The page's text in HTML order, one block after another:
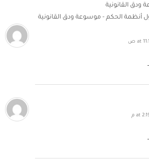
ودق القانونية
أنظمة الحكم - موسوعة ودق القانونية